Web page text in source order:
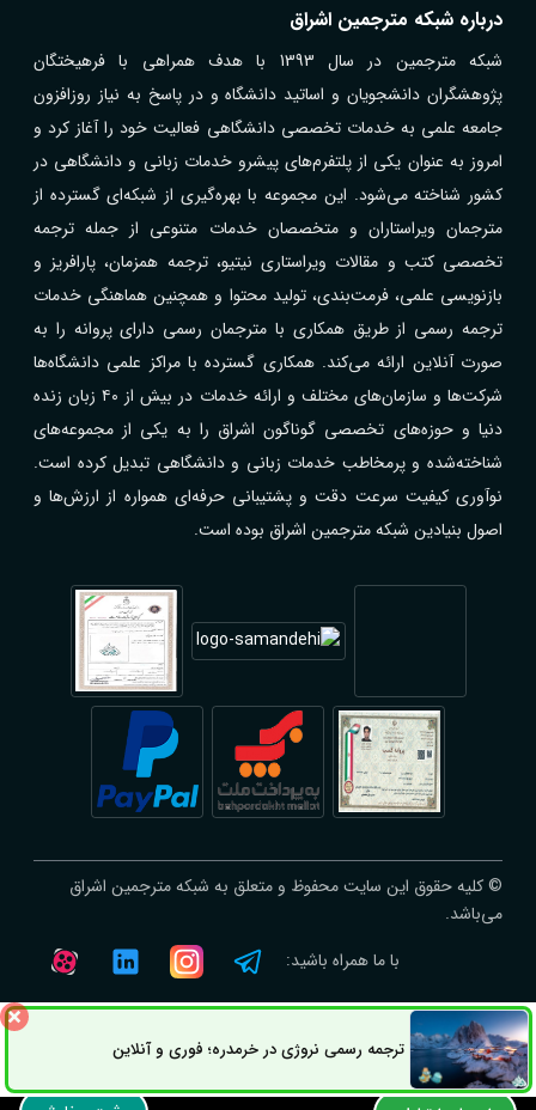
درباره شبکه مترجمین اشراق
شبکه مترجمین در سال 1393 با هدف همراهی با فرهیختگان
پژوهشگران دانشجویان و اساتید دانشگاه و در پاسخ به نیاز روزافزون
جامعه علمی به خدمات تخصصی دانشگاهی فعالیت خود را آغاز کرد و
امروز به عنوان یکی از پلتفرم‌های پیشرو خدمات زبانی و دانشگاهی در
کشور شناخته می‌شود. این مجموعه با بهره‌گیری از شبکه‌ای گسترده از
مترجمان ویراستاران و متخصصان خدمات متنوعی از جمله ترجمه
تخصصی کتب و مقالات ویراستاری نیتیو، ترجمه همزمان، پارافریز و
بازنویسی علمی، فرمت‌بندی، تولید محتوا و همچنین هماهنگی خدمات
ترجمه رسمی از طریق همکاری با مترجمان رسمی دارای پروانه را به
صورت آنلاین ارائه می‌کند. همکاری گسترده با مراکز علمی دانشگاه‌ها
شرکت‌ها و سازمان‌های مختلف و ارائه خدمات در بیش از ۴۰ زبان زنده
دنیا و حوزه‌های تخصصی گوناگون اشراق را به یکی از مجموعه‌های
شناخته‌شده و پرمخاطب خدمات زبانی و دانشگاهی تبدیل کرده است.
نوآوری کیفیت سرعت دقت و پشتیبانی حرفه‌ای همواره از ارزش‌ها و
اصول بنیادین شبکه مترجمین اشراق بوده است.
© کلیه حقوق این سایت محفوظ و متعلق به شبکه مترجمین اشراق
می‌باشد.
با ما همراه باشید:
ترجمه رسمی نروژی در خرمدره؛ فوری و آنلاین